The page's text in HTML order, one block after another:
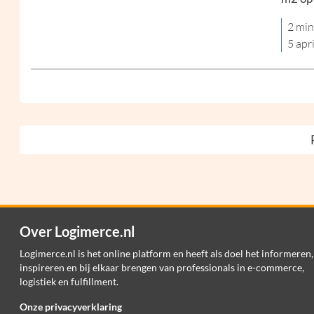
2
5
Over Logimerce.nl
Logimerce.nl is het online platform en heeft als doel het informeren,
inspireren en bij elkaar brengen van professionals in e-commerce,
logistiek en fulfillment.
Onze privacyverklaring